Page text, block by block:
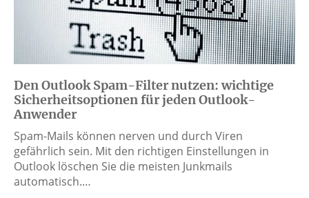
Den Outlook Spam-Filter nutzen: wichtige
Sicherheitsoptionen für jeden Outlook-
Anwender
Spam-Mails können nerven und durch Viren
gefährlich sein. Mit den richtigen Einstellungen in
Outlook löschen Sie die meisten Junkmails
automatisch.…